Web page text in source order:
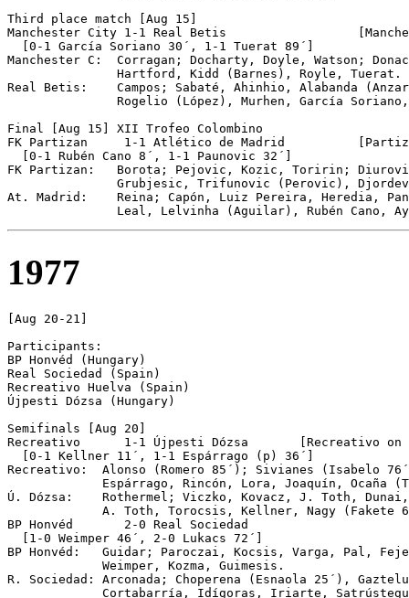
Third place match [Aug 15]
Manchester City	1-1 Real Betis 			[Manchester 4-3 on pen]
  [0-1 García Soriano 30´, 1-1 Tuerat 89´]
Manchester C:  Corragan; Docharty, Doyle, Watson;
               Hartford, Kidd (Barnes), Royle, Tuerat.
Real Betis:    Campos; Sabaté, Ahinhio, Alabanda
Rogelio (López), Murhen, García
Final [Aug 15] XII Trofeo Colombino
FK Partizan 	1-1 Atlético de Madrid		[Partizan 5-4 on pen]
  [0-1 Rubén Cano 8´, 1-1 Paunovic 32´]
FK Partizan:   Borota; Pejovic, Kozic, Toririn;
Grubjesic, Trifunovic (Perovic),
At. Madrid:    Reina; Capón, Luiz Pereira, Heredia,
1977
[Aug 20-21]
Participants:
BP Honvéd (Hungary)
Real Sociedad (Spain)
Recreativo Huelva (Spain)
Újpesti Dózsa (Hungary)
Semifinals [Aug 20]
Recreativo	1-1 Újpesti Dózsa	[Recreativo on pen]
  [0-1 Kellner 11´, 1-1 Espárrago (p) 36´]
Recreativo:  Alonso (Romero 85´); Sivianes (Isabelo
Espárrago, Rincón, Lora, Joaquín, Ocaña
Ú. Dózsa:    Rothermel; Viczko, Kovacz, J. Toth,
A. Toth, Torocsis, Kellner, Nagy (Fakete
BP Honvéd	2-0 Real Sociedad
  [1-0 Weimper 46´, 2-0 Lukacs 72´]
BP Honvéd:   Guidar; Paroczai, Kocsis, Varga, Pal,
             Weimper, Kozma, Guimesis.
R. Sociedad: Arconada; Choperena (Esnaola 25´),
Cortabarría, Idígoras, Iriarte,